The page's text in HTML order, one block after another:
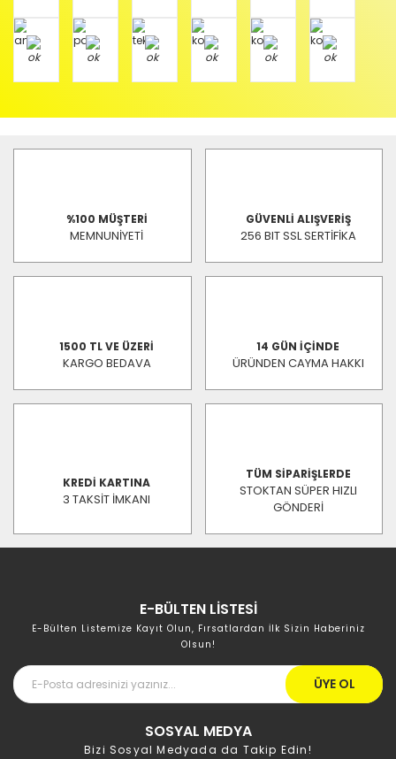
%100 MÜŞTERİ
MEMNUNİYETİ
GÜVENLİ ALIŞVERİŞ
256 BIT SSL SERTİFİKA
1500 TL VE ÜZERİ
KARGO BEDAVA
14 GÜN İÇİNDE
ÜRÜNDEN CAYMA HAKKI
KREDİ KARTINA
3 TAKSİT İMKANI
TÜM SİPARİŞLERDE
STOKTAN SÜPER HIZLI
GÖNDERİ
E-BÜLTEN LİSTESİ
E-Bülten Listemize Kayıt Olun, Fırsatlardan İlk Sizin Haberiniz
Olsun!
ÜYE OL
SOSYAL MEDYA
Bizi Sosyal Medyada da Takip Edin!